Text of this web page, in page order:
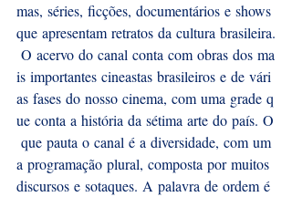
mas, séries, ficções, documentários e shows
que apresentam retratos da cultura brasileira.
O acervo do canal conta com obras dos ma
is importantes cineastas brasileiros e de vári
as fases do nosso cinema, com uma grade q
ue conta a história da sétima arte do país. O
que pauta o canal é a diversidade, com um
a programação plural, composta por muitos
discursos e sotaques. A palavra de ordem é